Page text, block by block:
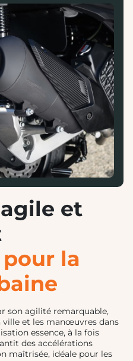
et
pour la
son agilité remarquable,
et les manœuvres dans
essence, à la fois
des accélérations
maîtrisée, idéale pour les